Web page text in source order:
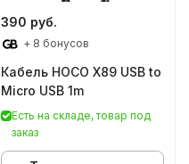
390 руб.
+ 8 бонусов
Кабель HOCO X89 USB to
Micro USB 1m
Есть на складе, товар под
заказ